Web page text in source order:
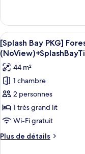
in
Day
Only)
Pax
Check-
in
Day
Only)
PKG]
Forest
Tower
Deluxe
Double
Queen
+
Splash
Bay
Ticket,
4
le
type
de
chambre
[Splash
Bay
PKG]
Forest
Tower
Deluxe
Queen
+
Splash
Afficher
toutes
les
photos
pour
ce
type
de
chambre :
[Splash
5
[Splash Bay PKG]
44 m²
1 chambre
2 personnes
1 très grand lit
Wi-Fi gratuit
Plus de détails
Plus